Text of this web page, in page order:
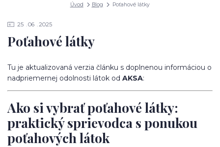
Úvod Blog Poťahové látky
25 06 2025
Poťahové látky
Tu je aktualizovaná verzia článku s doplnenou informáciou o
nadpriemernej odolnosti látok od AKSA:
Ako si vybrať poťahové látky:
praktický sprievodca s ponukou
poťahových látok